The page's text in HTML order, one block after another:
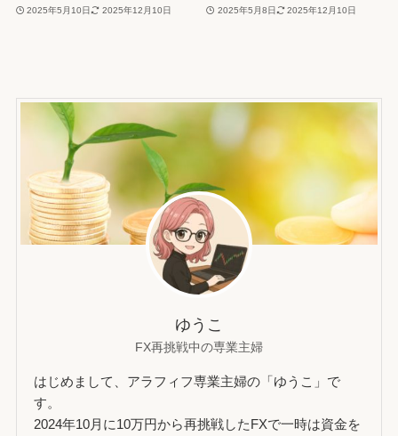
2025年5月10日 2025年12月10日 2025年5月8日 2025年12月10日
ゆうこ
FX再挑戦中の専業主婦
はじめまして、アラフィフ専業主婦の「ゆうこ」で
す。
2024年10月に10万円から再挑戦したFXで一時は資金を